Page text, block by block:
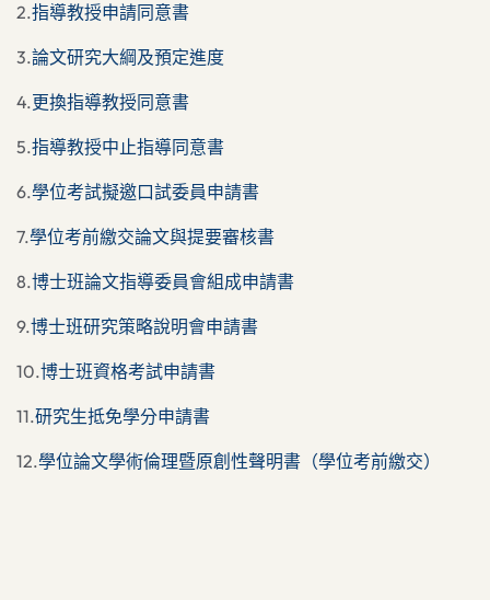
2.指導教授申請同意書
3.論文研究大綱及預定進度
4.更換指導教授同意書
5.指導教授中止指導同意書
6.學位考試擬邀口試委員申請書
7.學位考前繳交論文與提要審核書
8.博士班論文指導委員會組成申請書
9.博士班研究策略說明會申請書
10.博士班資格考試申請書
11.研究生抵免學分申請書
12.學位論文學術倫理暨原創性聲明書（學位考前繳交）